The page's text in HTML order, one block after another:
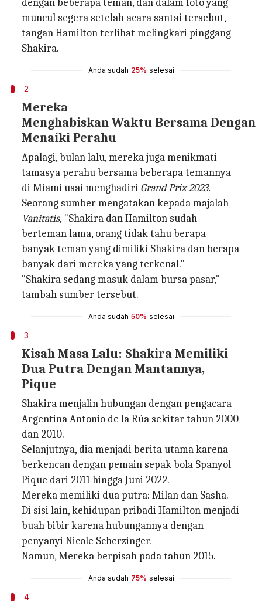
dengan beberapa teman, dan dalam foto yang
muncul segera setelah acara santai tersebut,
tangan Hamilton terlihat melingkari pinggang
Shakira.
Anda sudah 25% selesai
2
Mereka
Menghabiskan Waktu Bersama Dengan
Menaiki Perahu
Apalagi, bulan lalu, mereka juga menikmati
tamasya perahu bersama beberapa temannya
di Miami usai menghadiri Grand Prix 2023.
Seorang sumber mengatakan kepada majalah
Vanitatis, "Shakira dan Hamilton sudah
berteman lama, orang tidak tahu berapa
banyak teman yang dimiliki Shakira dan berapa
banyak dari mereka yang terkenal."
"Shakira sedang masuk dalam bursa pasar,"
tambah sumber tersebut.
Anda sudah 50% selesai
3
Kisah Masa Lalu: Shakira Memiliki
Dua Putra Dengan Mantannya,
Pique
Shakira menjalin hubungan dengan pengacara
Argentina Antonio de la Rúa sekitar tahun 2000
dan 2010.
Selanjutnya, dia menjadi berita utama karena
berkencan dengan pemain sepak bola Spanyol
Pique dari 2011 hingga Juni 2022.
Mereka memiliki dua putra: Milan dan Sasha.
Di sisi lain, kehidupan pribadi Hamilton menjadi
buah bibir karena hubungannya dengan
penyanyi Nicole Scherzinger.
Namun, Mereka berpisah pada tahun 2015.
Anda sudah 75% selesai
4